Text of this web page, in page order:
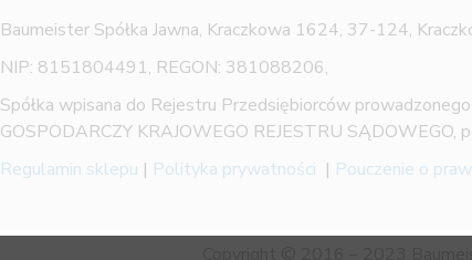
Baumeister Spółka Jawna, Kraczkowa 1624, 37-124,
NIP: 8151804491, REGON: 381088206,
Spółka wpisana do Rejestru Przedsiębiorców
GOSPODARCZY KRAJOWEGO REJESTRU
Regulamin sklepu | Polityka prywatności | Pouczenie o